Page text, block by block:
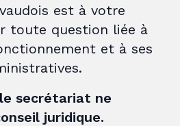
est à votre
toute question liée à
et à ses
secrétariat ne
juridique.